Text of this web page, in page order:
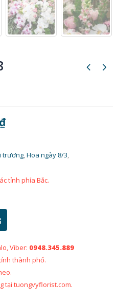
₫
trương,Hoa ngày 8/3,
tỉnh phía Bắc.
Viber: 0948.345.889
thành phố.
tại tuongvyflorist.com.